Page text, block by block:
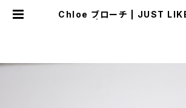
Chloe ブローチ | JUST